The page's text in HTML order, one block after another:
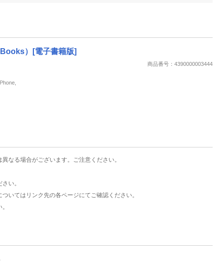
推し楽
）[電子書籍版]
商品番号：4390000003444
なる場合がございます。ご注意ください。
い。
いてはリンク先の各ページにてご確認ください。